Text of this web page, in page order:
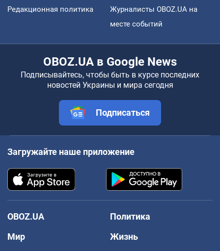
Редакционная политика
Журналисты OBOZ.UA на
месте событий
OBOZ.UA в Google News
Подписывайтесь, чтобы быть в курсе последних
новостей Украины и мира сегодня
Подписаться
Загружайте наше приложение
OBOZ.UA
Политика
Мир
Жизнь